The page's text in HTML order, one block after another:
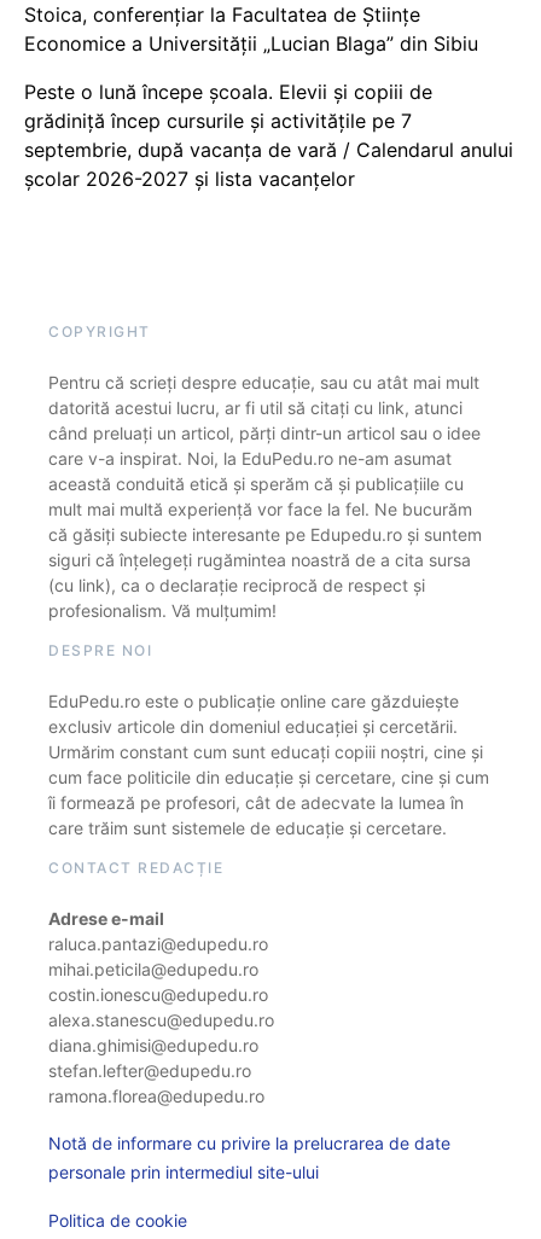
Stoica, conferențiar la Facultatea de Științe
Economice a Universității „Lucian Blaga” din Sibiu
Peste o lună începe școala. Elevii și copiii de
grădiniță încep cursurile și activitățile pe 7
septembrie, după vacanța de vară / Calendarul anului
școlar 2026-2027 și lista vacanțelor
COPYRIGHT
Pentru că scrieți despre educație, sau cu atât mai mult
datorită acestui lucru, ar fi util să citați cu link, atunci
când preluați un articol, părți dintr-un articol sau o idee
care v-a inspirat. Noi, la EduPedu.ro ne-am asumat
această conduită etică și sperăm că și publicațiile cu
mult mai multă experiență vor face la fel. Ne bucurăm
că găsiți subiecte interesante pe Edupedu.ro și suntem
siguri că înțelegeți rugămintea noastră de a cita sursa
(cu link), ca o declarație reciprocă de respect și
profesionalism. Vă mulțumim!
DESPRE NOI
EduPedu.ro este o publicație online care găzduiește
exclusiv articole din domeniul educației și cercetării.
Urmărim constant cum sunt educați copiii noștri, cine și
cum face politicile din educație și cercetare, cine și cum
îi formează pe profesori, cât de adecvate la lumea în
care trăim sunt sistemele de educație și cercetare.
CONTACT REDACȚIE
Adrese e-mail
raluca.pantazi@edupedu.ro
mihai.peticila@edupedu.ro
costin.ionescu@edupedu.ro
alexa.stanescu@edupedu.ro
diana.ghimisi@edupedu.ro
stefan.lefter@edupedu.ro
ramona.florea@edupedu.ro
Notă de informare cu privire la prelucrarea de date
personale prin intermediul site-ului
Politica de cookie